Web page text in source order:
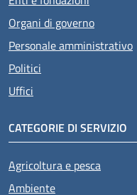
Organi di governo
Personale amministrativo
Politici
Uffici
CATEGORIE DI SERVIZIO
Agricoltura e pesca
Ambiente